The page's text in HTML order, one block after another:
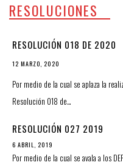
RESOLUCIONES
RESOLUCIÓN 018 DE 2020
12 MARZO, 2020
Por medio de la cual se aplaza la
Resolución 018 de…
RESOLUCIÓN 027 2019
6 ABRIL, 2019
Por medio de la cual se avala a los